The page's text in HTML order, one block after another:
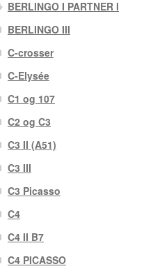
BERLINGO I PARTNER I
BERLINGO III
C-crosser
C-Elysée
C1 og 107
C2 og C3
C3 II (A51)
C3 III
C3 Picasso
C4
C4 II B7
C4 PICASSO